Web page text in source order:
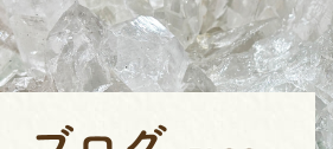
ご購入はこちら
店長紹介